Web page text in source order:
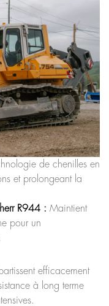
de chenilles en
et prolongeant la
R944 : Maintient
pour un
efficacement
à long terme